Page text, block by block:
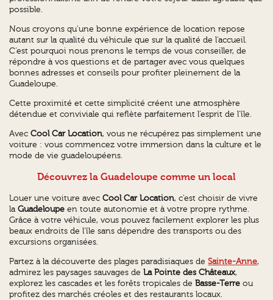
possible.
Nous croyons qu’une bonne expérience de location repose
autant sur la qualité du véhicule que sur la qualité de l’accueil.
C’est pourquoi nous prenons le temps de vous conseiller, de
répondre à vos questions et de partager avec vous quelques
bonnes adresses et conseils pour profiter pleinement de la
Guadeloupe.
Cette proximité et cette simplicité créent une atmosphère
détendue et conviviale qui reflète parfaitement l’esprit de l’île.
AvecCool Car Location, vous ne récupérez pas simplement une
voiture : vous commencez votre immersion dans la culture et le
mode de vie guadeloupéens.
Découvrez la Guadeloupe comme un local
Louer une voiture avecCool Car Location, c’est choisir de vivre
laGuadeloupe en toute autonomie et à votre propre rythme.
Grâce à votre véhicule, vous pouvez facilement explorer les plus
beaux endroits de l’île sans dépendre des transports ou des
excursions organisées.
Partez à la découverte des plages paradisiaques deSainte-Anne,
admirez les paysages sauvages deLa Pointe des Châteaux,
explorez les cascades et les forêts tropicales deBasse-Terre ou
profitez des marchés créoles et des restaurants locaux.